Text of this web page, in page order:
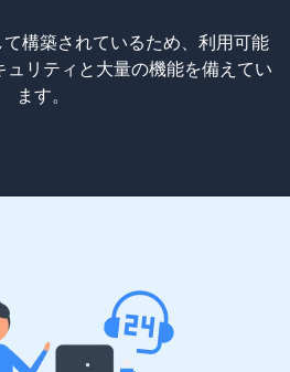
構築されているため、利用可能
リティと大量の機能を備えてい
ます。